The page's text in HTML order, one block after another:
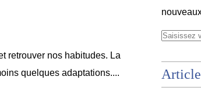
retrouver nos habitudes. La
quelques adaptations....